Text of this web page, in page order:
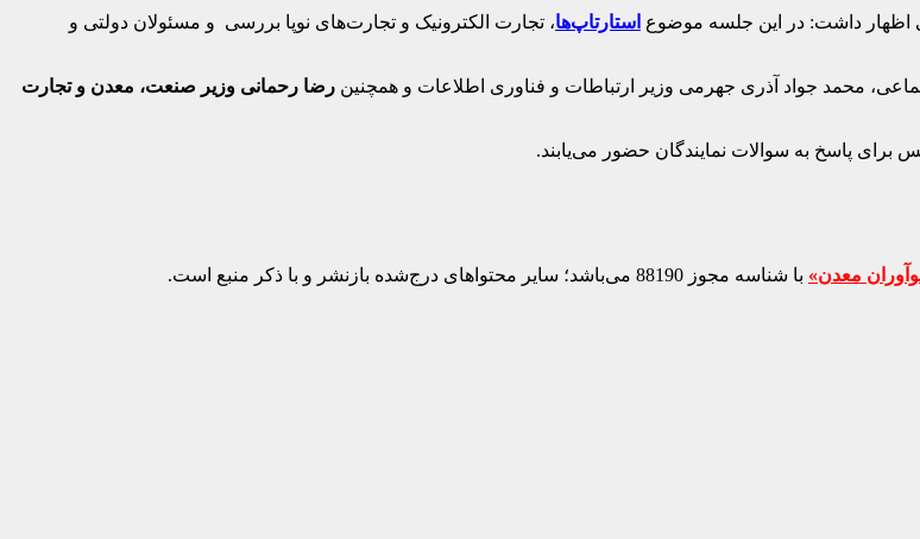
اظهار داشت: در این جلسه موضوع استارتاپ‌ها، تجارت الکترونیک و تجارت‌های نوپا بررسی و مسئولان دولتی و
محمد جواد آذری جهرمی وزیر ارتباطات و فناوری اطلاعات و همچنین رضا رحمانی وزیر صنعت، معدن و تجارت
پاسخ به سوالات نمایندگان حضور می‌یابند.
معدن» با شناسه مجوز 88190 می‌باشد؛ سایر محتواهای درج‌شده بازنشر و با ذکر منبع است.